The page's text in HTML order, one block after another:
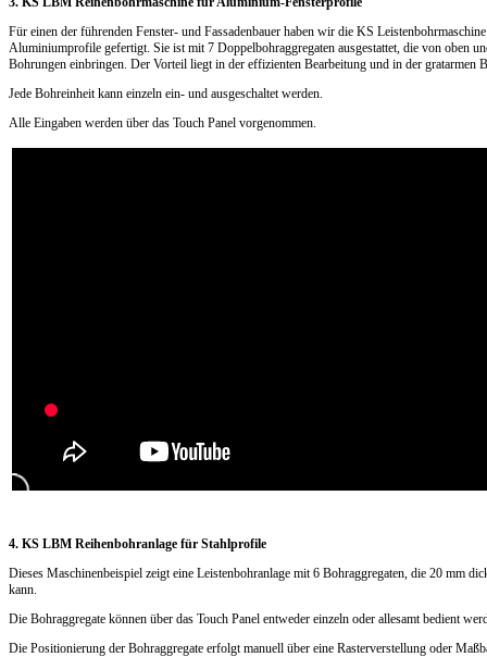
Für einen der führenden Fenster- und Fassadenbauer haben wir die KS
Aluminiumprofile gefertigt. Sie ist mit 7 Doppelbohraggregaten ausgestattet, die von oben
Bohrungen einbringen. Der Vorteil liegt in der effizienten Bearbeitung und in der gratarmen
Jede Bohreinheit kann einzeln ein- und ausgeschaltet werden.
Alle Eingaben werden über das Touch Panel vorgenommen.
4. KS LBM Reihenbohranlage für Stahlprofile
Dieses Maschinenbeispiel zeigt eine Leistenbohranlage mit 6 Bohraggregaten, die 20 mm
kann.
Die Bohraggregate können über das Touch Panel entweder einzeln oder allesamt bedient
Die Positionierung der Bohraggregate erfolgt manuell über eine Rasterverstellung oder